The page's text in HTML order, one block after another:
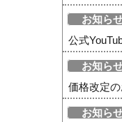
お知ら
公式
お知ら
価格改定
お知ら